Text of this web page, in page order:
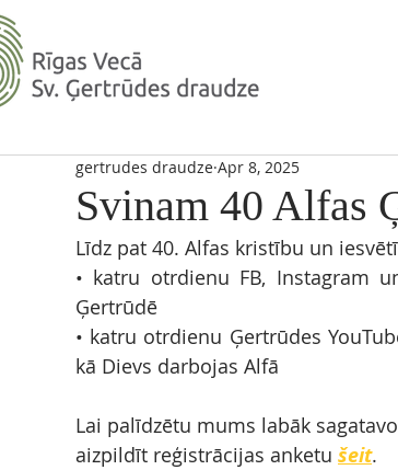
Svinam 40 Alfas
gertrudes draudze Apr 8, 2025
Līdz pat 40. Alfas kristību un
•⁠ ⁠katru otrdienu FB, Instagram
Ģertrūdē
•⁠ katru otrdienu Ģertrūdes
kā Dievs darbojas Alfā
Lai palīdzētu mums labāk
aizpildīt reģistrācijas anketu šeit.